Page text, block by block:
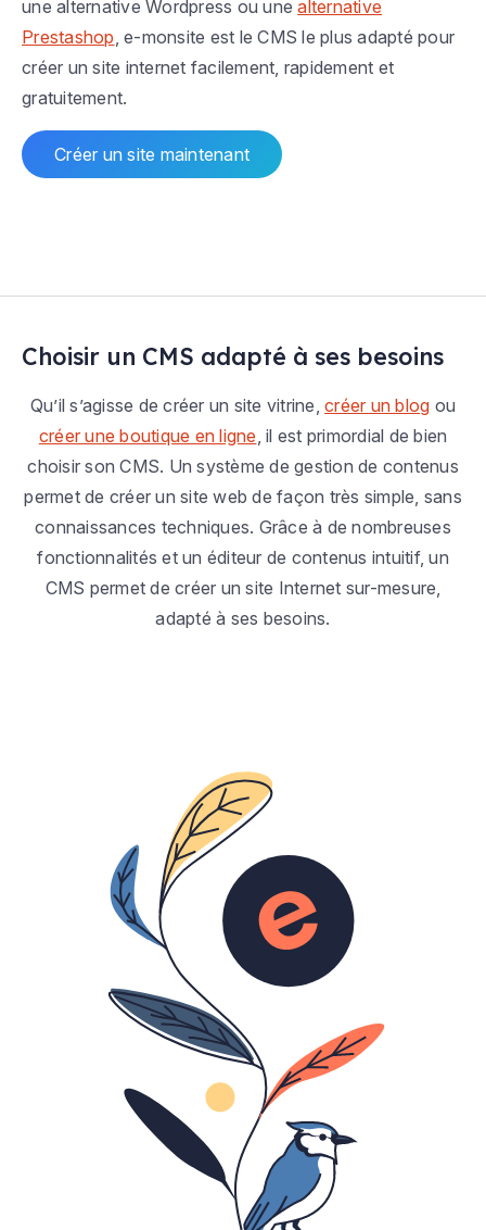
une alternative Wordpress ou unealternative
Prestashop , e-monsite est le CMS le plus adapté pour
créer un site internet facilement, rapidement et
gratuitement.
Créer un site maintenant
Choisir un CMS adapté à ses besoins
Qu’il s’agisse de créer un site vitrine,créer un blog ou
créer une boutique en ligne , il est primordial de bien
choisir son CMS. Un système de gestion de contenus
permet de créer un site web de façon très simple, sans
connaissances techniques. Grâce à de nombreuses
fonctionnalités et un éditeur de contenus intuitif, un
CMS permet de créer un site Internet sur-mesure,
adapté à ses besoins.